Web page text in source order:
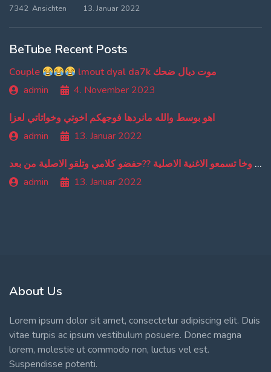
7342 Ansichten
13. Januar 2022
BeTube Recent Posts
Couple
lmout dyal da7k موت ديال ضحك
admin
4. November 2023
اهو بوسط والله مانردها فوجهكم اخوتي وخواتاتي لعزا
admin
13. Januar 2022
من دبا غادي تبقاو تسمعو ترجمة ديالي وخا تسمعو الاغنية الاصلية ??حفضو كلامي وتلقو الاصلية من بعد
admin
13. Januar 2022
About Us
Lorem ipsum dolor sit amet, consectetur adipiscing elit. Duis
vitae turpis ac ipsum vestibulum posuere. Donec magna
lorem, molestie ut commodo non, luctus vel est.
Suspendisse potenti.